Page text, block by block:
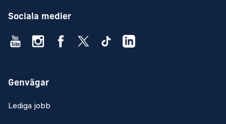
Sociala medier
Genvägar
Lediga jobb